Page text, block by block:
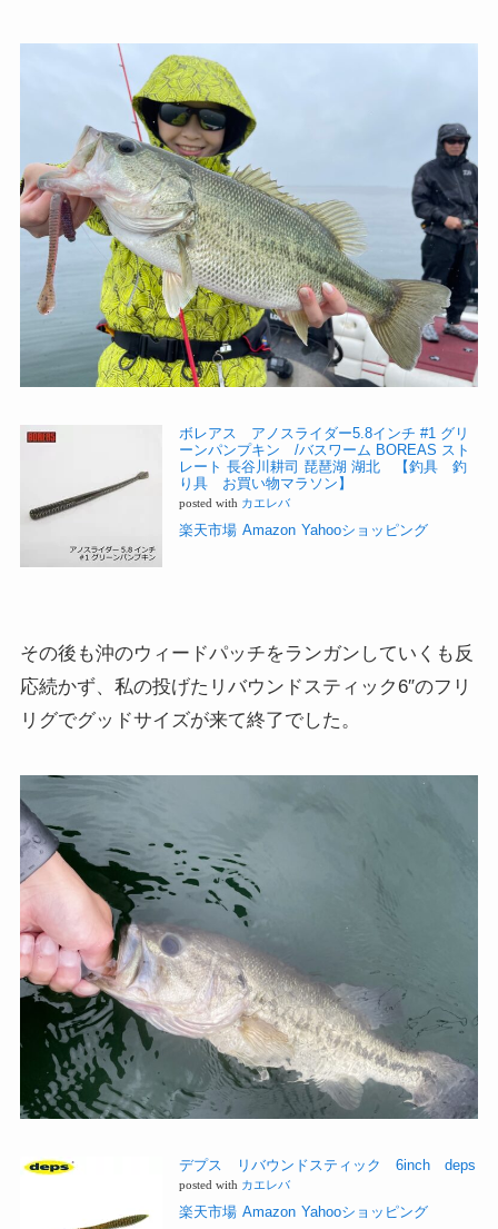
ボレアス アノスライダー5.8インチ #1 グリ
ーンパンプキン /バスワーム BOREAS スト
レート 長谷川耕司 琵琶湖 湖北 【釣具 釣
り具 お買い物マラソン】
posted with カエレバ
楽天市場 Amazon Yahooショッピング
その後も沖のウィードパッチをランガンしていくも反
応続かず、私の投げたリバウンドスティック6″のフリ
リグでグッドサイズが来て終了でした。
デプス リバウンドスティック 6inch deps
posted with カエレバ
楽天市場 Amazon Yahooショッピング